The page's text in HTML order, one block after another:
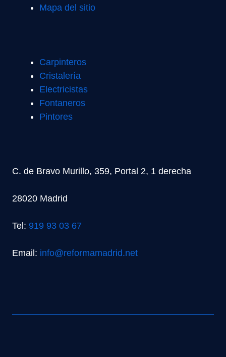
Mapa del sitio
Carpinteros
Cristalería
Electricistas
Fontaneros
Pintores
C. de Bravo Murillo, 359, Portal 2, 1 derecha
28020 Madrid
Tel: 919 93 03 67
Email: info@reformamadrid.net